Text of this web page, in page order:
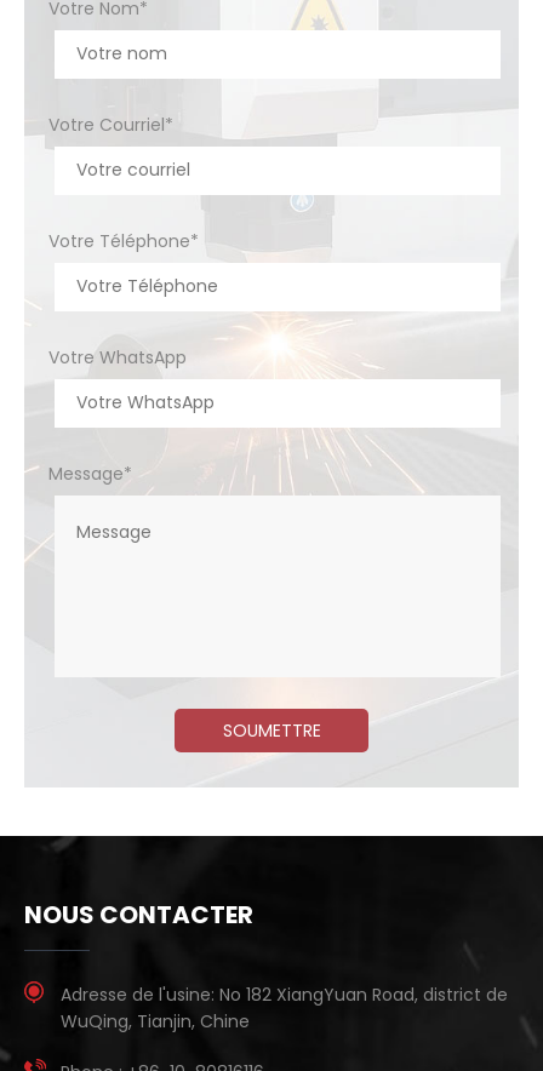
Votre Nom*
Votre Courriel*
Votre Téléphone*
Votre WhatsApp
Message*
SOUMETTRE
NOUS CONTACTER
Adresse de l'usine: No 182 XiangYuan Road, district de
WuQing, Tianjin, Chine